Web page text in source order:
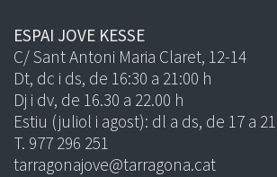
ESPAI JOVE KESSE
C/ Sant Antoni Maria Claret, 12-14
Dt, dc i ds, de 16:30 a 21:00 h
Dj i dv, de 16.30 a 22.00 h
Estiu (juliol i agost): dl a ds, de 17 a
T. 977 296 251
tarragonajove@tarragona.cat